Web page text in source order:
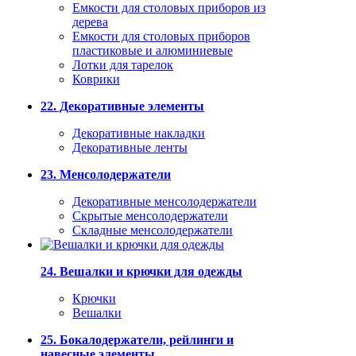
Емкости для столовых приборов из
дерева
Емкости для столовых приборов
пластиковые и алюминиевые
Лотки для тарелок
Коврики
22. Декоративные элементы
Декоративные накладки
Декоративные ленты
23. Менсолодержатели
Декоративные менсолодержатели
Скрытые менсолодержатели
Складные менсолодержатели
24. Вешалки и крючки для одежды
Крючки
Вешалки
25. Бокалодержатели, рейлинги и